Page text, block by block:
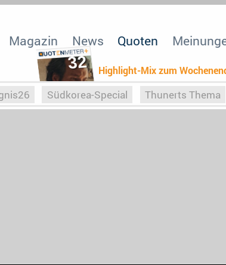
32 Highlight-Mix zum
Magazin News Quoten
Südkorea-Special Thunerts Thema